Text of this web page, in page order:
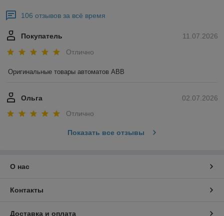
106 отзывов за всё время
11.07.2026
Покупатель
Отлично
Оригинальные товары автоматов ABB
02.07.2026
Ольга
Отлично
Показать все отзывы
О нас
Контакты
Доставка и оплата